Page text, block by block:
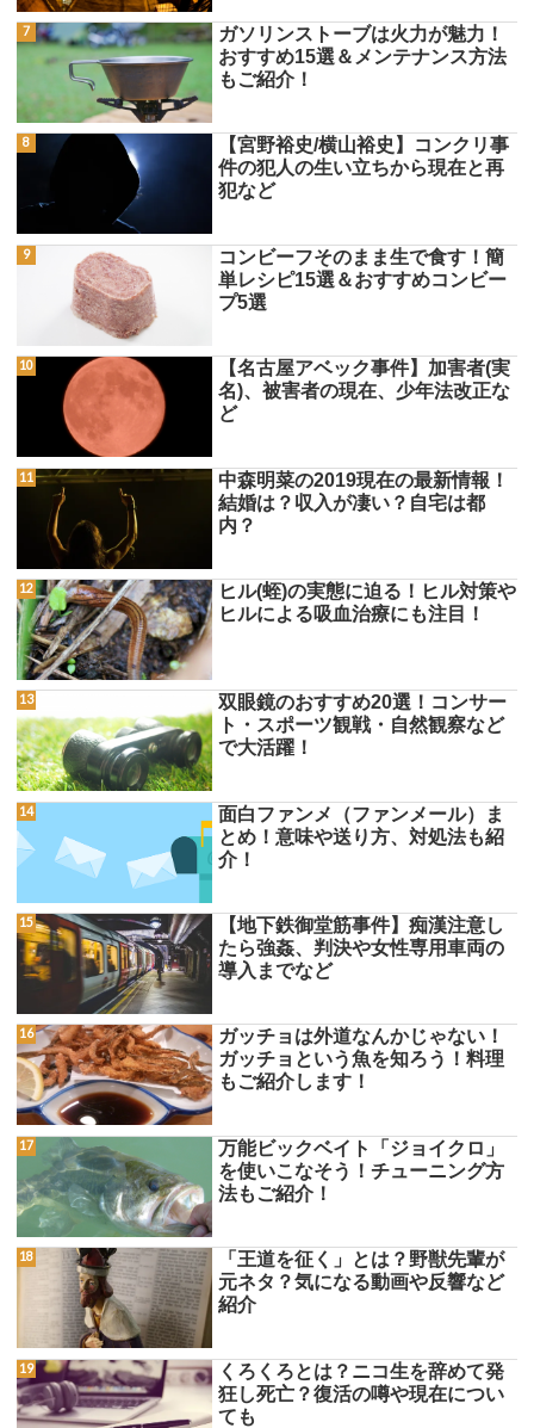
ガソリンストーブは火力が魅力！
おすすめ15選＆メンテナンス方法
もご紹介！
【宮野裕史/横山裕史】コンクリ事
件の犯人の生い立ちから現在と再
犯など
コンビーフそのまま生で食す！簡
単レシピ15選＆おすすめコンビー
プ5選
【名古屋アベック事件】加害者(実
名)、被害者の現在、少年法改正な
ど
中森明菜の2019現在の最新情報！
結婚は？収入が凄い？自宅は都
内？
ヒル(蛭)の実態に迫る！ヒル対策や
ヒルによる吸血治療にも注目！
双眼鏡のおすすめ20選！コンサー
ト・スポーツ観戦・自然観察など
で大活躍！
面白ファンメ（ファンメール）ま
とめ！意味や送り方、対処法も紹
介！
【地下鉄御堂筋事件】痴漢注意し
たら強姦、判決や女性専用車両の
導入までなど
ガッチョは外道なんかじゃない！
ガッチョという魚を知ろう！料理
もご紹介します！
万能ビックベイト「ジョイクロ」
を使いこなそう！チューニング方
法もご紹介！
「王道を征く」とは？野獣先輩が
元ネタ？気になる動画や反響など
紹介
くろくろとは？ニコ生を辞めて発
狂し死亡？復活の噂や現在につい
ても